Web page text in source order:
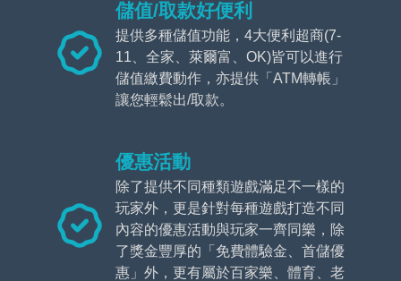
儲值/取款好便利
提供多種儲值功能，4大便利超商(7-
11、全家、萊爾富、OK)皆可以進行
儲值繳費動作，亦提供「ATM轉帳」
讓您輕鬆出/取款。
優惠活動
除了提供不同種類遊戲滿足不一樣的
玩家外，更是針對每種遊戲打造不同
內容的優惠活動與玩家一齊同樂，除
了獎金豐厚的「免費體驗金、首儲優
惠」外，更有屬於百家樂、體育、老